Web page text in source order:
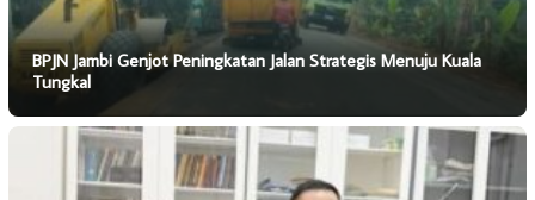
BPJN Jambi Genjot Peningkatan Jalan Strategis Menuju Kuala
Tungkal